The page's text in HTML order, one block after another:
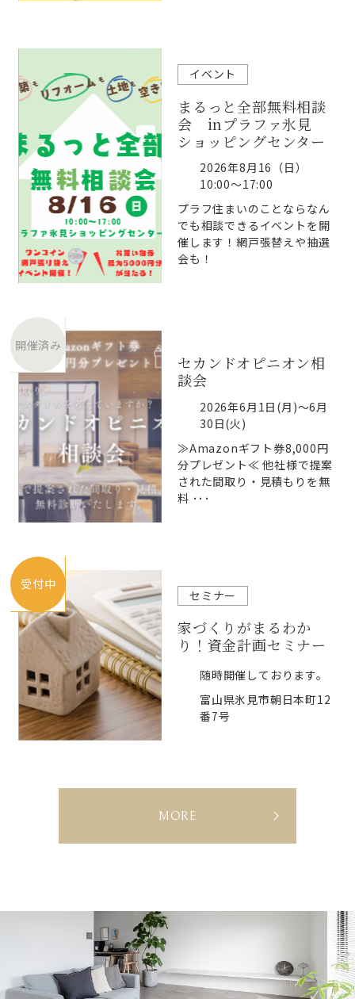
イベント
まるっと全部無料相談
会 inプラファ氷見
ショッピングセンター
2026年8月16（日）
10:00～17:00
プラフ住まいのことならなん
でも相談できるイベントを開
催します！網戸張替えや抽選
会も！
開催済み
セカンドオピニオン相
談会
2026年6月1日(月)～6月
30日(火)
≫Amazonギフト券8,000円
分プレゼント≪ 他社様で提案
された間取り・見積もりを無
料 ･･･
受付中
セミナー
家づくりがまるわか
り！資金計画セミナー
随時開催しております。
富山県氷見市朝日本町12
番7号
MORE